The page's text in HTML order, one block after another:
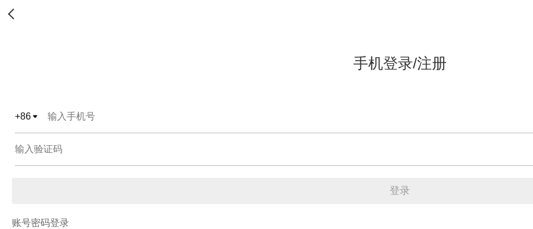
手机登录/注册
+86
登录
账号密码登录